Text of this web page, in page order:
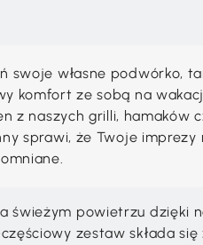
swoje własne podwórko,
komfort ze sobą na
z naszych grilli, hamaków
sprawi, że Twoje
świeżym powietrzu dzięki
zestaw składa